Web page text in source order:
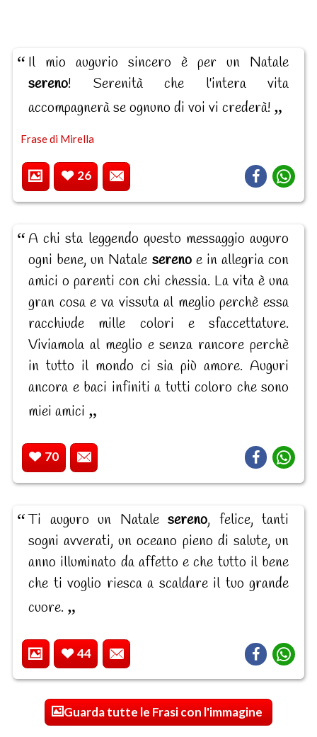
Il mio augurio sincero è per un Natale
sereno! Serenità che l'intera vita
accompagnerà se ognuno di voi vi crederà!
Frase di Mirella
26
A chi sta leggendo questo messaggio auguro
ogni bene, un Natale serenoe in allegria con
amici o parenti con chi chessia. La vita è una
gran cosa e va vissuta al meglio perchè essa
racchiude mille colori e sfaccettature.
Viviamola al meglio e senza rancore perchè
in tutto il mondo ci sia più amore. Auguri
ancora e baci infiniti a tutti coloro che sono
miei amici
70
Ti auguro un Natale sereno, felice, tanti
sogni avverati, un oceano pieno di salute, un
anno illuminato da affetto e che tutto il bene
che ti voglio riesca a scaldare il tuo grande
cuore.
44
Guarda tutte le Frasi con l'immagine